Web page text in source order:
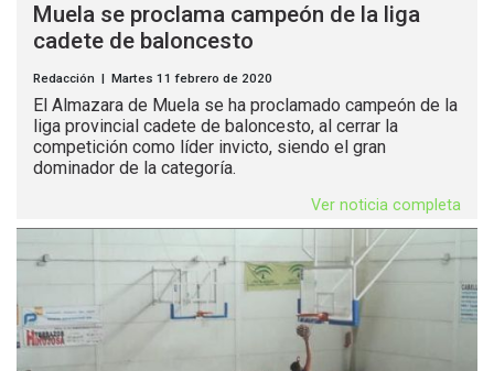
Muela se proclama campeón de la liga
cadete de baloncesto
Redacción | Martes 11 febrero de 2020
El Almazara de Muela se ha proclamado campeón de la
liga provincial cadete de baloncesto, al cerrar la
competición como líder invicto, siendo el gran
dominador de la categoría.
Ver noticia completa